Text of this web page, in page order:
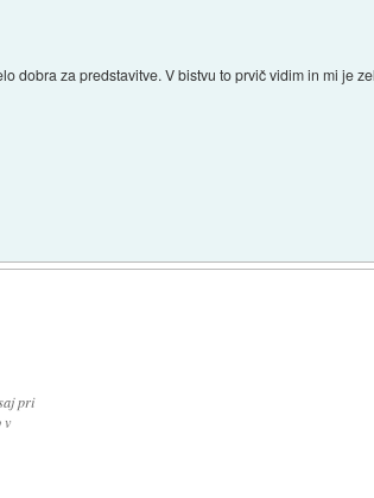
dobra za predstavitve. V bistvu to prvič vidim in mi je
pri
v